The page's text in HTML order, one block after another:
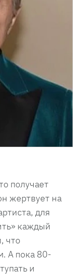
получает
жертвует на
для
каждый
что
А пока 80-
и